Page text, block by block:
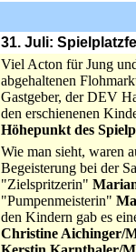
31. Juli:
Viel Acton für Jung
abgehaltenen
Gastgeber, der DEV
den erschienenen
Höhepunkt des
Wie man sieht, waren
Begeisterung bei der
"Zielspritzerin"
"Pumpenmeisterin"
den Kindern gab es
Christine Aichinger/